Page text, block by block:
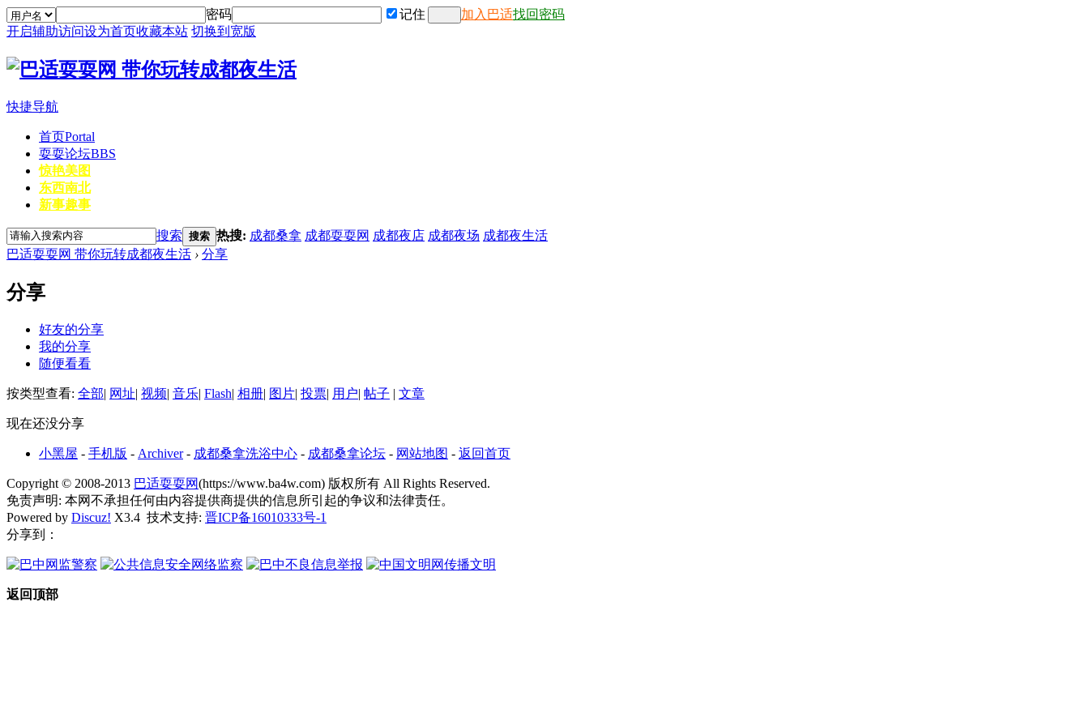
密码 记住 加入巴适找回密码
开启辅助访问设为首页收藏本站 切换到宽版
快捷导航
首页Portal
耍耍论坛BBS
惊艳美图
东西南北
新事趣事
搜索 搜索 热搜: 成都桑拿 成都耍耍网 成都夜店 成都夜场 成都夜生活
巴适耍耍网 带你玩转成都夜生活 › 分享
分享
好友的分享
我的分享
随便看看
按类型查看: 全部| 网址| 视频| 音乐| Flash| 相册| 图片| 投票| 用户| 帖子 | 文章
现在还没分享
小黑屋 - 手机版 - Archiver- 成都桑拿洗浴中心 - 成都桑拿论坛 - 网站地图 - 返回首页
Copyright © 2008-2013 巴适耍耍网(https://www.ba4w.com) 版权所有 All Rights Reserved.
免责声明: 本网不承担任何由内容提供商提供的信息所引起的争议和法律责任。
Powered by Discuz! X3.4 技术支持: 晋ICP备16010333号-1
分享到：
返回顶部